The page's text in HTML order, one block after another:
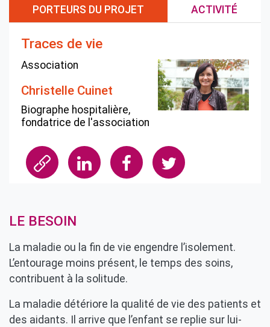
PORTEURS DU PROJET ACTIVITÉ
Traces de vie
Association
Christelle Cuinet
Biographe hospitalière,
fondatrice de l'association
LE BESOIN
La maladie ou la fin de vie engendre l’isolement.
L’entourage moins présent, le temps des soins,
contribuent à la solitude.
La maladie détériore la qualité de vie des patients et
des aidants. Il arrive que l’enfant se replie sur lui-